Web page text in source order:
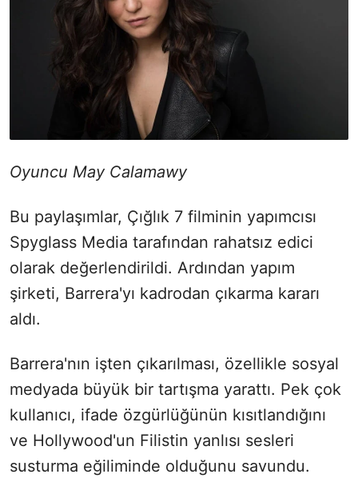
Oyuncu May Calamawy
Bu paylaşımlar, Çığlık 7 filminin yapımcısı
Spyglass Media tarafından rahatsız edici
olarak değerlendirildi. Ardından yapım
şirketi, Barrera'yı kadrodan çıkarma kararı
aldı.
Barrera'nın işten çıkarılması, özellikle sosyal
medyada büyük bir tartışma yarattı. Pek çok
kullanıcı, ifade özgürlüğünün kısıtlandığını
ve Hollywood'un Filistin yanlısı sesleri
susturma eğiliminde olduğunu savundu.